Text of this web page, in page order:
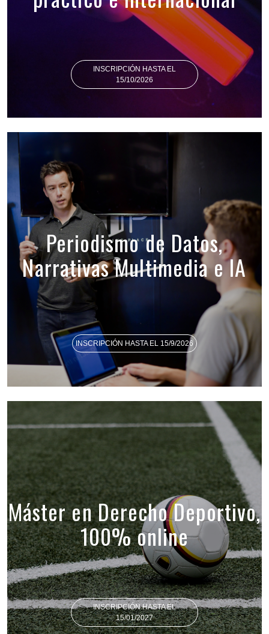
INSCRIPCIÓN HASTA EL
15/10/2026
Periodismo de Datos,
Narrativas Multimedia e IA
INSCRIPCIÓN HASTA EL 15/9/2026
Máster en Derecho Deportivo,
100% online
INSCRIPCIÓN HASTA EL
15/01/2027